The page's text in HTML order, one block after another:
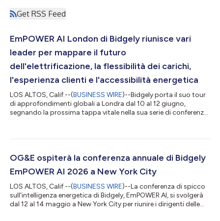
Get RSS Feed
EmPOWER AI London di Bidgely riunisce vari
leader per mappare il futuro
dell'elettrificazione, la flessibilità dei carichi,
l'esperienza clienti e l'accessibilità energetica
LOS ALTOS, Calif.--(BUSINESS WIRE)--Bidgely porta il suo tour
di approfondimenti globali a Londra dal 10 al 12 giugno,
segnando la prossima tappa vitale nella sua serie di conferenze
collaborativo per i rivenditori di energia pronti ad assumere un
dell'elettrificazione, alla flessibilità critica dei carichi, al...
OG&E ospiterà la conferenza annuale di Bidgely
EmPOWER AI 2026 a New York City
LOS ALTOS, Calif.--(BUSINESS WIRE)--La conferenza di spicco
sull'intelligenza energetica di Bidgely, EmPOWER AI, si svolgerà
dal 12 al 14 maggio a New York City per riunire i dirigenti delle